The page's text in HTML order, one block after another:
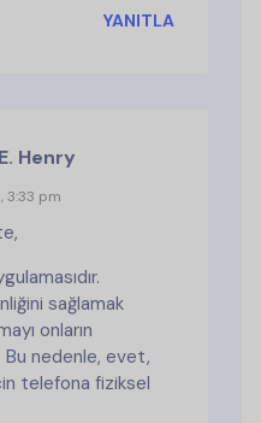
YANITLA
Henry
3:33 pm
sağlamak
onların
Bu nedenle, evet,
telefona fiziksel